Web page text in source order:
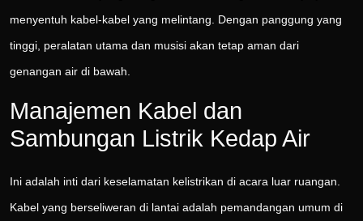
menyentuh kabel-kabel yang melintang. Dengan panggung yang
tinggi, peralatan utama dan musisi akan tetap aman dari
genangan air di bawah.
Manajemen Kabel dan
Sambungan Listrik Kedap Air
Ini adalah inti dari keselamatan kelistrikan di acara luar ruangan.
Kabel yang berseliweran di lantai adalah pemandangan umum di